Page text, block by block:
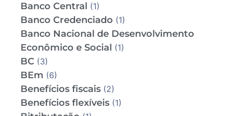
Banco Central (1)
Banco Credenciado (1)
Banco Nacional de Desenvolvimento
Econômico e Social (1)
BC (3)
BEm (6)
Benefícios fiscais (2)
Benefícios flexíveis (1)